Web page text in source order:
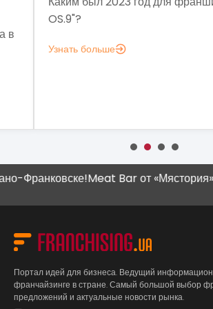
в
OS.9"?
Узнать больше
Франковске!Meat Bar от «Мястория»
Портал идей для бизнеса. Ведущий
франчайзинге в стране. Самый большой выбор
предложений и актуальные новости рынка.